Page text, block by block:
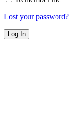
Lost your password?